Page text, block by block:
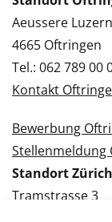
Aeussere
4665 Oftringen
Tel.: 062 789 00
Kontakt
Bewerbung
Stellenmeldung
Standort Zürich
Tramstrasse 3